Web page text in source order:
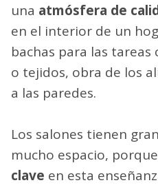
una atmósfera de
en el interior de un
bachas para las
o tejidos, obra de los
a las paredes.
Los salones tienen
mucho espacio, porque
clave en esta